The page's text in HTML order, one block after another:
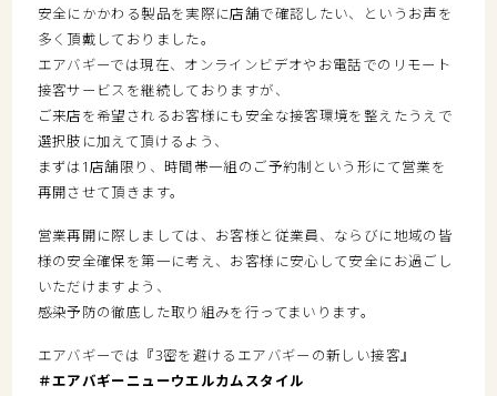
安全にかかわる製品を実際に店舗で確認したい、というお声を
多く頂戴しておりました。
エアバギーでは現在、オンラインビデオやお電話でのリモート
接客サービスを継続しておりますが、
ご来店を希望されるお客様にも安全な接客環境を整えたうえで
選択肢に加えて頂けるよう、
まずは1店舗限り、時間帯一組のご予約制という形にて営業を
再開させて頂きます。
営業再開に際しましては、お客様と従業員、ならびに地域の皆
様の安全確保を第一に考え、お客様に安心して安全にお過ごし
いただけますよう、
感染予防の徹底した取り組みを行ってまいります。
エアバギーでは『3密を避けるエアバギーの新しい接客』
＃エアバギーニューウエルカムスタイル